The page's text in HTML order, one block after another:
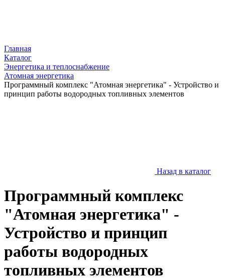
Главная
Каталог
Энергетика и теплоснабжение
Атомная энергетика
Программный комплекс "Атомная энергетика" - Устройство и
принцип работы водородных топливных элементов
Назад в каталог
Программный комплекс
"Атомная энергетика" -
Устройство и принцип
работы водородных
топливных элементов